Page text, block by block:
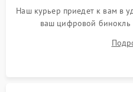
Наш курьер приедет к вам в
ваш цифровой бинокль